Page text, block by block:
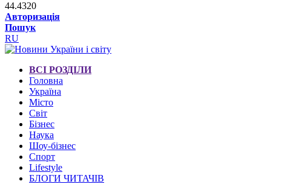
44.4320
Авторизація
Пошук
RU
ВСІ РОЗДІЛИ
Головна
Україна
Місто
Світ
Бізнес
Наука
Шоу-бізнес
Спорт
Lifestyle
БЛОГИ ЧИТАЧІВ